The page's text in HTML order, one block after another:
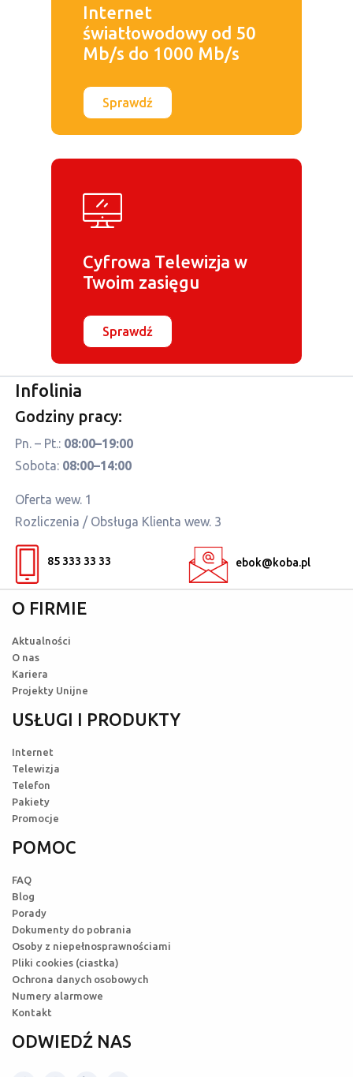
Internet
światłowodowy od 50
Mb/s do 1000 Mb/s
Sprawdź
Cyfrowa Telewizja w
Twoim zasięgu
Sprawdź
Infolinia
Godziny pracy:
Pn. – Pt.: 08:00–19:00
Sobota: 08:00–14:00
Oferta wew. 1
Rozliczenia / Obsługa Klienta wew. 3
85 333 33 33 ebok@koba.pl
O FIRMIE
Aktualności
O nas
Kariera
Projekty Unijne
USŁUGI I PRODUKTY
Internet
Telewizja
Telefon
Pakiety
Promocje
POMOC
FAQ
Blog
Porady
Dokumenty do pobrania
Osoby z niepełnosprawnościami
Pliki cookies (ciastka)
Ochrona danych osobowych
Numery alarmowe
Kontakt
ODWIEDŹ NAS